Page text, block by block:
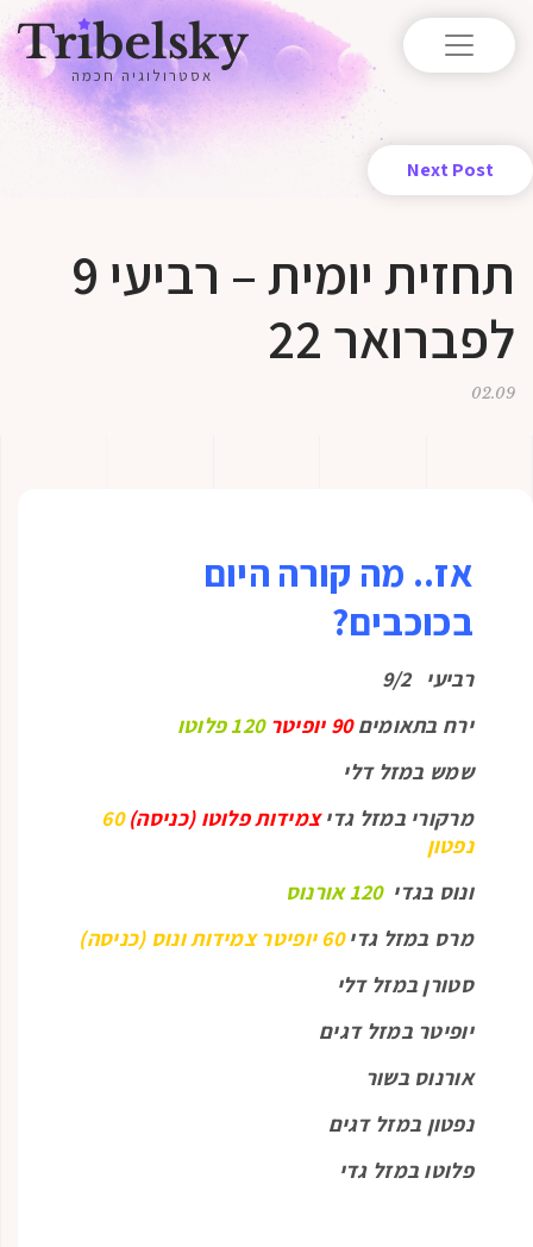
אסטרולוגיה חכמה
Next Post
תחזית יומית – רביעי 9
לפברואר 22
02.09
אז.. מה קורה היום
בכוכבים?
רביעי 9/2
ירח בתאומים90 יופיטר
120 פלוטו
שמש במזל דלי
מרקורי במזל גדיצמידות פלוטו (כניסה) 60
נפטון
ונוס בגדי 120 אורנוס
מרס במזל גדי60 יופיטר צמידות ונוס (כניסה)
סטורן במזל דלי
יופיטר במזל דגים
אורנוס בשור
נפטון במזל דגים
פלוטו במזל גדי